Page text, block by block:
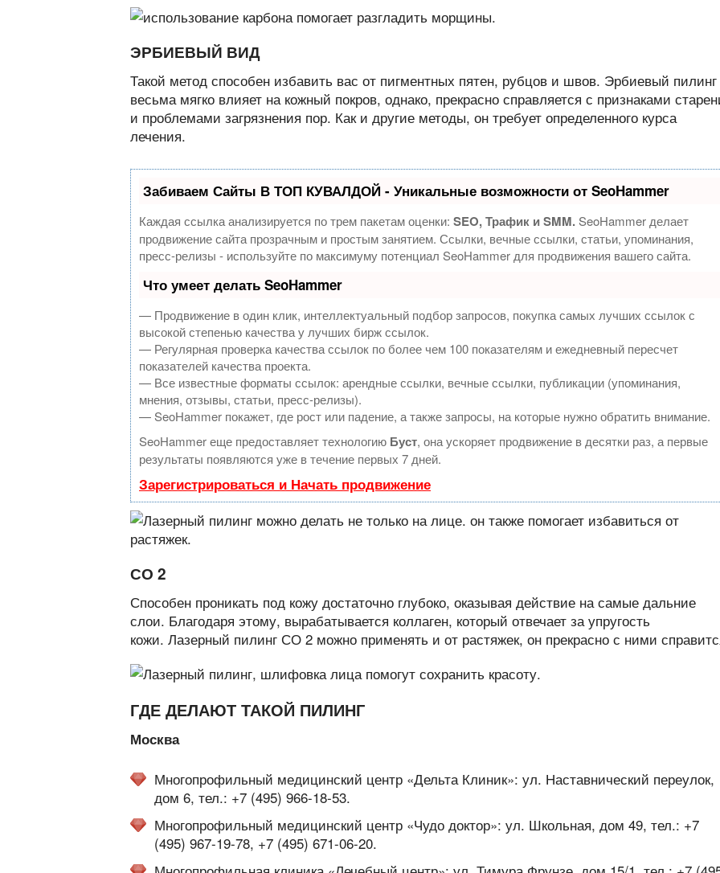
ЭРБИЕВЫЙ ВИД
Такой метод способен избавить вас от пигментных пятен, рубцов и швов. Эрбиевый пилинг
весьма мягко влияет на кожный покров, однако, прекрасно справляется с признаками
и проблемами загрязнения пор. Как и другие методы, он требует определенного курса
лечения.
Забиваем Сайты В ТОП КУВАЛДОЙ - Уникальные возможности от SeoHammer
Каждая ссылка анализируется по трем пакетам оценки: SEO, Трафик и SMM.SeoHammer делает
продвижение сайта прозрачным и простым занятием. Ссылки, вечные ссылки, статьи, упоминания,
пресс-релизы - используйте по максимуму потенциал SeoHammer для продвижения вашего сайта.
Что умеет делать SeoHammer
— Продвижение в один клик, интеллектуальный подбор запросов, покупка самых лучших ссылок с
высокой степенью качества у лучших бирж ссылок.
— Регулярная проверка качества ссылок по более чем 100 показателям и ежедневный пересчет
показателей качества проекта.
— Все известные форматы ссылок: арендные ссылки, вечные ссылки, публикации (упоминания,
мнения, отзывы, статьи, пресс-релизы).
— SeoHammer покажет, где рост или падение, а также запросы, на которые нужно обратить внимание.
SeoHammer еще предоставляет технологию Буст, она ускоряет продвижение в десятки раз, а первые
результаты появляются уже в течение первых 7 дней.
Зарегистрироваться и Начать продвижение
СО 2
Способен проникать под кожу достаточно глубоко, оказывая действие на самые дальние
слои. Благодаря этому, вырабатывается коллаген, который отвечает за упругость
кожи. Лазерный пилинг СО 2 можно применять и от растяжек, он прекрасно с ними
ГДЕ ДЕЛАЮТ ТАКОЙ ПИЛИНГ
Москва
Многопрофильный медицинский центр «Дельта Клиник»: ул. Наставнический переулок,
дом 6, тел.: +7 (495) 966-18-53.
Многопрофильный медицинский центр «Чудо доктор»: ул. Школьная, дом 49, тел.: +7
(495) 967-19-78, +7 (495) 671-06-20.